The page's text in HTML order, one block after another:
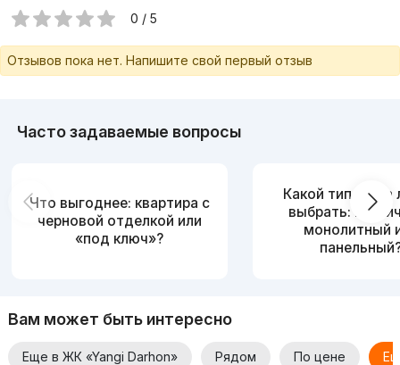
0 / 5
Отзывов пока нет. Напишите свой первый отзыв
Часто задаваемые вопросы
Что выгоднее: квартира с
черновой отделкой или
«под ключ»?
Какой тип дома
выбрать:
монолитный
Вам может быть интересно
Еще в ЖК «Yangi Darhon» Рядом По цене